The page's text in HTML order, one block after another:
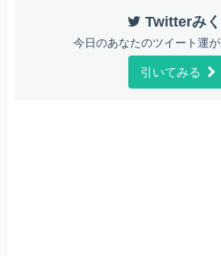
Twitterみ
今日のあなたのツイート運
引いてみる